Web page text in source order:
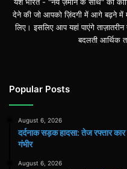
देने की जो आपको ज़िंदगी में आगे बढ़ने
लिए। इसलिए आप यहां पाएंगे
बदलती आर्थिक
Popular Posts
August 6, 2026
दर्दनाक सड़क हादसा: तेज रफ्तार
गंभीर
August 6, 2026